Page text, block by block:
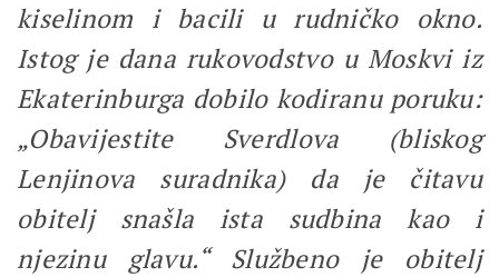
kiselinom i bacili u rudničko okno.
Istog je dana rukovodstvo u Moskvi iz
Ekaterinburga dobilo kodiranu poruku:
„Obavijestite Sverdlova (bliskog
Lenjinova suradnika) da je čitavu
obitelj snašla ista sudbina kao i
njezinu glavu.“ Službeno je obitelj